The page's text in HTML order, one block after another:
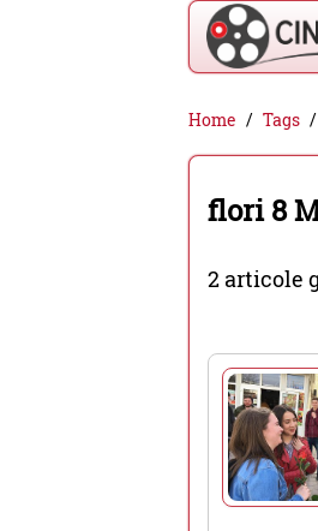
Cinema
Suceava
-
filme
cinema,
din
Suceava
Home Tags
flori 8
2 articole